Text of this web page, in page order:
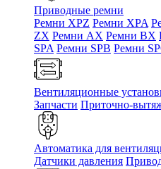
Приводные ремни
Ремни XPZ Ремни XPA
ZX Ремни AX Ремни BX
SPA Ремни SPB Ремни
Вентиляционные
Запчасти Приточно-
Автоматика для
Датчики давления